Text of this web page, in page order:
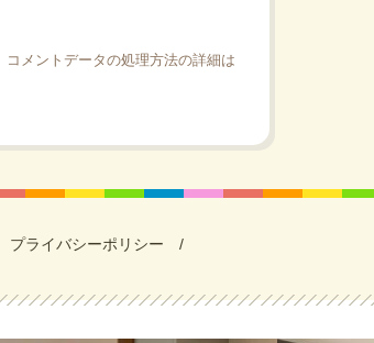
コメントデータの処理方法の詳細は
プライバシーポリシー